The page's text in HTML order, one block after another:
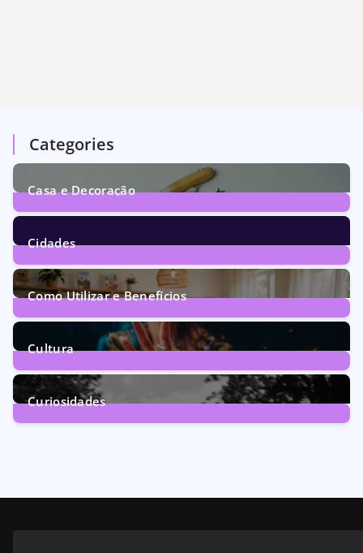
Categories
Casa e Decoração
1Post
Cidades
70Posts
Como Utilizar e Benefícios
160Posts
Cultura
246Posts
Curiosidades